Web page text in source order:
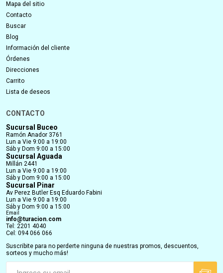
Mapa del sitio
Contacto
Buscar
Blog
Información del cliente
Órdenes
Direcciones
Carrito
Lista de deseos
CONTACTO
Sucursal Buceo
Ramón Anador 3761
Lun a Vie 9:00 a 19:00
Sáb y Dom 9:00 a 15:00
Sucursal Aguada
Millán 2441
Lun a Vie 9:00 a 19:00
Sáb y Dom 9:00 a 15:00
Sucursal Pinar
Av Perez Butler Esq Eduardo Fabini
Lun a Vie 9:00 a 19:00
Sáb y Dom 9:00 a 15:00
Email
info@turacion.com
Tel: 2201 4040
Cel: 094 066 066
Suscribite para no perderte ninguna de nuestras promos, descuentos,
sorteos y mucho más!